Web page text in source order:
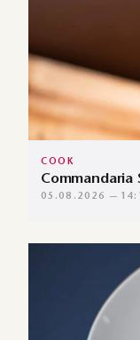
COOK
Commandaria
05.08.2026 —